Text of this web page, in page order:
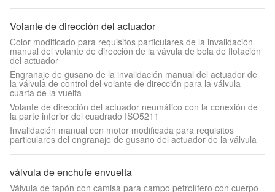
Volante de dirección del actuador
Color modificado para requisitos particulares de la invalidación
manual del volante de dirección de la vávula de bola de flotación
del actuador
Engranaje de gusano de la invalidación manual del actuador de
la válvula de control del volante de dirección para la válvula
cuarta de la vuelta
Volante de dirección del actuador neumático con la conexión de
la parte inferior del cuadrado ISO5211
Invalidación manual con motor modificada para requisitos
particulares del engranaje de gusano del actuador de la válvula
válvula de enchufe envuelta
Válvula de tapón con camisa para campo petrolífero con cuerpo